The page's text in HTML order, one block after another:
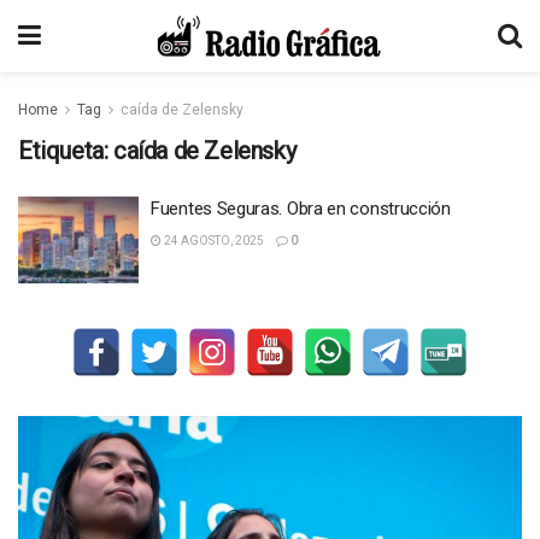
Home Tag caída de Zelensky
Etiqueta: caída de Zelensky
Fuentes Seguras. Obra en construcción
24 AGOSTO, 2025 0